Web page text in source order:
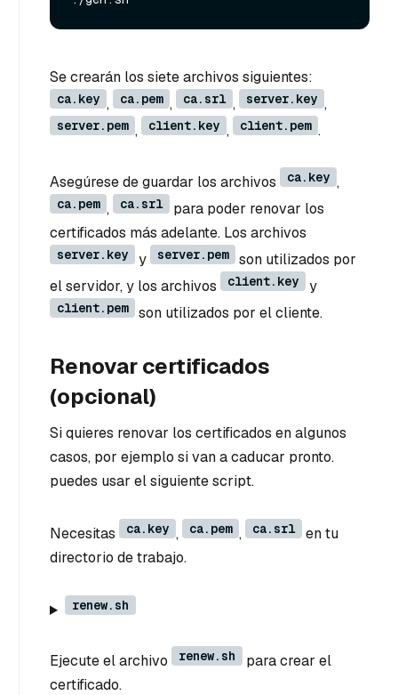
Se crearán los siete archivos siguientes:
ca.key , ca.pem , ca.srl , server.key ,
server.pem , client.key , client.pem .
Asegúrese de guardar los archivos ca.key ,
ca.pem , ca.srl
para poder renovar los
certificados más adelante. Los archivos
server.key y server.pem
son utilizados por
el servidor, y los archivos
client.key y
client.pem son utilizados por el cliente.
Renovar certificados
(opcional)
Si quieres renovar los certificados en algunos
casos, por ejemplo si van a caducar pronto.
puedes usar el siguiente script.
Necesitas ca.key , ca.pem , ca.srl
en tu
directorio de trabajo.
renew.sh
Ejecute el archivo renew.sh
para crear el
certificado.